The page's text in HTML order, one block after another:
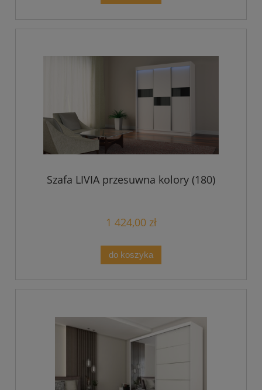
Szafa LIVIA przesuwna kolory (180)
1 424,00 zł
do koszyka